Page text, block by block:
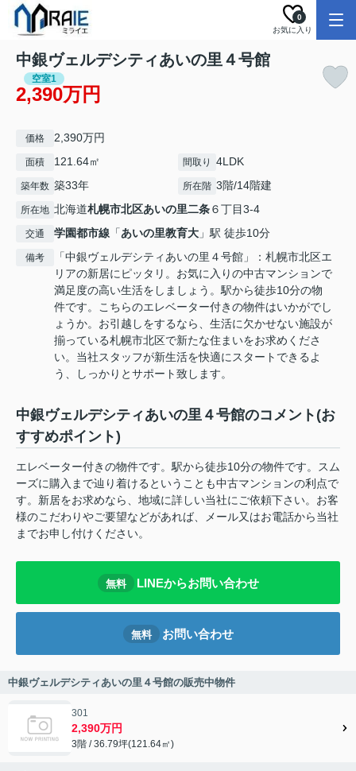
お気に入り
0
中銀ヴェルデシティあいの里４号館
空室1
2,390万円
価格 2,390万円
面積 121.64㎡ 間取り 4LDK
築年数 築33年 所在階 3階/14階建
所在地 北海道札幌市北区あいの里二条６丁目3-4
交通 学園都市線 「あいの里教育大 」駅 徒歩10分
備考
「中銀ヴェルデシティあいの里４号館」：札幌市北区エ
リアの新居にピッタリ。お気に入りの中古マンションで
満足度の高い生活をしましょう。駅から徒歩10分の物
件です。こちらのエレベーター付きの物件はいかがでし
ょうか。お引越しをするなら、生活に欠かせない施設が
揃っている札幌市北区で新たな住まいをお求めくださ
い。当社スタッフが新生活を快適にスタートできるよ
う、しっかりとサポート致します。
中銀ヴェルデシティあいの里４号館のコメント(お
すすめポイント)
エレベーター付きの物件です。駅から徒歩10分の物件です。スム
ーズに購入まで辿り着けるということも中古マンションの利点で
す。新居をお求めなら、地域に詳しい当社にご依頼下さい。お客
様のこだわりやご要望などがあれば、メール又はお電話から当社
までお申し付けください。
無料 LINEからお問い合わせ
無料 お問い合わせ
中銀ヴェルデシティあいの里４号館の販売中物件
301
2,390万円
3階 / 36.79坪(121.64㎡)